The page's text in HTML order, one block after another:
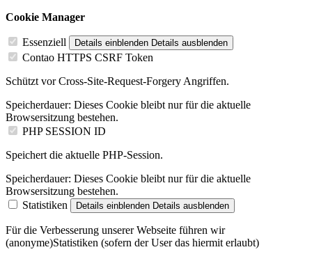
Cookie Manager
Essenziell Details einblenden Details ausblenden
Contao HTTPS CSRF Token
Schützt vor Cross-Site-Request-Forgery Angriffen.
Speicherdauer: Dieses Cookie bleibt nur für die aktuelle
Browsersitzung bestehen.
PHP SESSION ID
Speichert die aktuelle PHP-Session.
Speicherdauer: Dieses Cookie bleibt nur für die aktuelle
Browsersitzung bestehen.
Statistiken
Details einblenden Details ausblenden
Für die Verbesserung unserer Webseite führen wir
(anonyme)Statistiken (sofern der User das hiermit erlaubt)